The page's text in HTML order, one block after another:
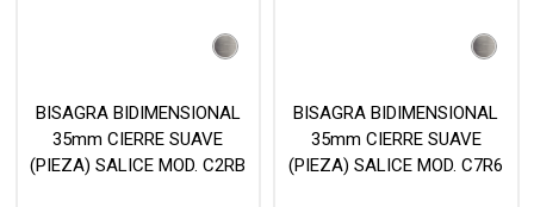
BISAGRA BIDIMENSIONAL
35mm CIERRE SUAVE
(PIEZA) SALICE MOD. C2RB
BISAGRA BIDIMENSIONAL
35mm CIERRE SUAVE
(PIEZA) SALICE MOD. C7R6